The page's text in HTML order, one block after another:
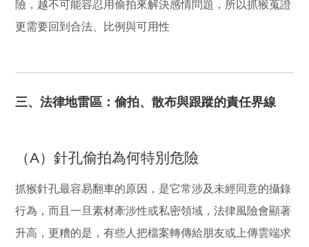
險，越不可能容忍用偷拍來解決感情問題，所以抓猴蒐證
更需要回到合法、比例與可用性
三、法律地雷區：偷拍、散布與跟蹤的責任界線
（A）針孔偷拍為何特別危險
抓猴針孔最容易翻車的原因，是它常涉及未經同意的攝錄
行為，而且一旦素材牽涉性或私密領域，法律風險會顯著
升高，更糟的是，有些人把檔案轉傳給朋友或上傳雲端求